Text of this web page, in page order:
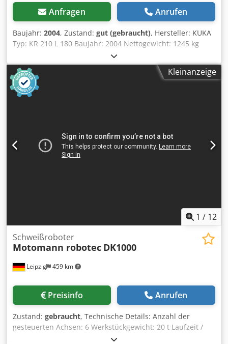
Anfragen Anrufen
Baujahr: 2004, Zustand: gut (gebraucht), Hersteller: KUKA
Typ: KR 210 L 180 Baujahr: 2004 Nettogewicht: 1245 kg
Cedpfxsh Dwxws Anderf Der Roboter ist voll
funktionsfähig, getestet! Nachtrag zum Messbericht!
Kleinanzeige
1 / 12
Leipzig 459 km
Schweißroboter
Motomann robotec DK1000
Preisinfo Anrufen
Zustand: gebraucht, Technische Details: Anzahl der
gesteuerten Achsen: 6 Werkstückgewicht: 20 t Laufzeit /
Betriebsdauer: 4290 h Steuerung: YASKAWA